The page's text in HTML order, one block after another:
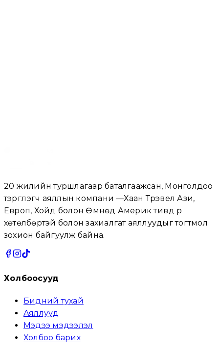
20 жилийн туршлагаар баталгаажсан, Монголдоо
тэргүүлэгч аяллын компани —Хаан Трэвел Ази,
Европ, Хойд болон Өмнөд Америк тивүүд рүү
хөтөлбөртэй болон захиалгат аяллуудыг тогтмол
зохион байгуулж байна.
Холбоосууд
Бидний тухай
Аяллууд
Мэдээ мэдээлэл
Холбоо барих